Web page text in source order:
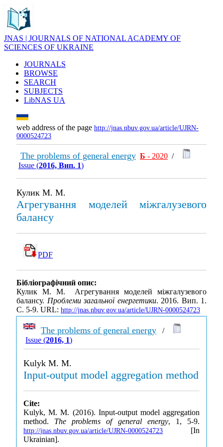
JNAS | JOURNALS OF NATIONAL ACADEMY OF
SCIENCES OF UKRAINE
JOURNALS
BROWSE
SEARCH
SUBJECTS
LibNAS UA
web address of the page http://jnas.nbuv.gov.ua/article/UJRN-
0000524723
The problems of general energy Б - 2020 /
Issue (2016, Вип. 1)
Кулик М. М.
Агрегування моделей міжгалузевого
балансу
PDF
Бібліографічний опис:
Кулик М. М. Агрегування моделей міжгалузевого
балансу. Проблеми загальної енергетики. 2016. Вип. 1.
С. 5-9. URL: http://jnas.nbuv.gov.ua/article/UJRN-0000524723
The problems of general energy /
Issue (2016, 1)
Kulyk M. M.
Input-output model aggregation method
Cite:
Kulyk, M. M. (2016). Input-output model aggregation
method. The problems of general energy, 1, 5-9.
http://jnas.nbuv.gov.ua/article/UJRN-0000524723 [In
Ukrainian].